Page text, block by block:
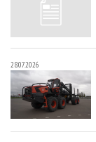
28.07.2026